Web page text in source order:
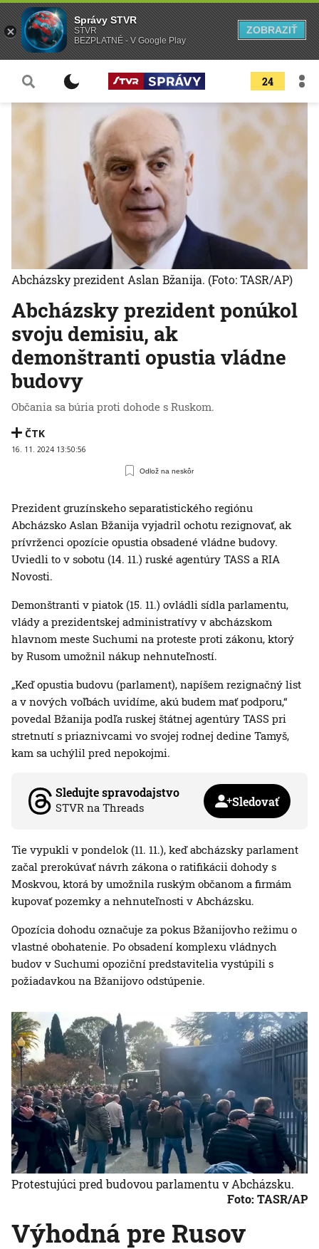
24
Abcházsky prezident ponúkol
svoju demisiu, ak
demonštranti opustia vládne
budovy
Občania sa búria proti dohode s Ruskom.
ČTK
16. 11. 2024 13:50:56
Odlož na neskôr
Abcházsky prezident Aslan Bžanija. (Foto: TASR/AP)
Prezident gruzínskeho separatistického regiónu
Abcházsko Aslan Bžanija vyjadril ochotu rezignovať, ak
prívrženci opozície opustia obsadené vládne budovy.
Uviedli to v sobotu (14. 11.) ruské agentúry TASS a RIA
Novosti.
Demonštranti v piatok (15. 11.) ovládli sídla parlamentu,
vlády a prezidentskej administratívy v abcházskom
hlavnom meste Suchumi na proteste proti zákonu, ktorý
by Rusom umožnil nákup nehnuteľností.
„Keď opustia budovu (parlament), napíšem rezignačný list
a v nových voľbách uvidíme, akú budem mať podporu,“
povedal Bžanija podľa ruskej štátnej agentúry TASS pri
stretnutí s priaznivcami vo svojej rodnej dedine Tamyš,
kam sa uchýlil pred nepokojmi.
Sledujte spravodajstvo
STVR na Threads Sledovať
Tie vypukli v pondelok (11. 11.), keď abcházsky parlament
začal prerokúvať návrh zákona o ratifikácii dohody s
Moskvou, ktorá by umožnila ruským občanom a firmám
kupovať pozemky a nehnuteľnosti v Abcházsku.
Opozícia dohodu označuje za pokus Bžanijovho režimu o
vlastné obohatenie. Po obsadení komplexu vládnych
budov v Suchumi opoziční predstavitelia vystúpili s
požiadavkou na Bžanijovo odstúpenie.
Protestujúci pred budovou parlamentu v Abcházsku.
Foto: TASR/AP
Výhodná pre Rusov
Správy STVR
STVR
BEZPLATNÉ - V Google Play
ZOBRAZIŤ